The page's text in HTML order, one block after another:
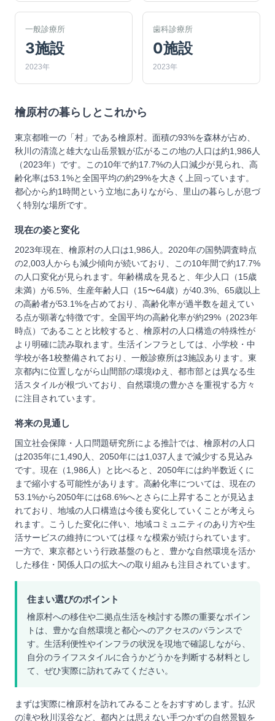
一般診療所
3施設
2023年
歯科診療所
0施設
2023年
檜原村の暮らしとこれから
東京都唯一の「村」である檜原村。面積の93%を森林が占め、
秋川の清流と雄大な山岳景観が広がるこの地の人口は約1,986人
（2023年）です。この10年で約17.7%の人口減少が見られ、高
齢化率は53.1%と全国平均の約29%を大きく上回っています。
都心から約1時間という立地にありながら、里山の暮らしが息づ
く特別な場所です。
現在の姿と変化
2023年現在、檜原村の人口は1,986人。2020年の国勢調査時点
の2,003人からも減少傾向が続いており、この10年間で約17.7%
の人口変化が見られます。年齢構成を見ると、年少人口（15歳
未満）が6.5%、生産年齢人口（15〜64歳）が40.3%、65歳以上
の高齢者が53.1%を占めており、高齢化率が過半数を超えてい
る点が顕著な特徴です。全国平均の高齢化率が約29%（2023年
時点）であることと比較すると、檜原村の人口構造の特殊性が
より明確に読み取れます。生活インフラとしては、小学校・中
学校が各1校整備されており、一般診療所は3施設あります。東
京都内に位置しながら山間部の環境ゆえ、都市部とは異なる生
活スタイルが根づいており、自然環境の豊かさを重視する方々
に注目されています。
将来の見通し
国立社会保障・人口問題研究所による推計では、檜原村の人口
は2035年に1,490人、2050年には1,037人まで減少する見込み
です。現在（1,986人）と比べると、2050年には約半数近くに
まで縮小する可能性があります。高齢化率については、現在の
53.1%から2050年には68.6%へとさらに上昇することが見込ま
れており、地域の人口構造は今後も変化していくことが考えら
れます。こうした変化に伴い、地域コミュニティのあり方や生
活サービスの維持については様々な模索が続けられています。
一方で、東京都という行政基盤のもと、豊かな自然環境を活か
した移住・関係人口の拡大への取り組みも注目されています。
住まい選びのポイント
檜原村への移住や二拠点生活を検討する際の重要なポイン
トは、豊かな自然環境と都心へのアクセスのバランスで
す。生活利便性やインフラの状況を現地で確認しながら、
自分のライフスタイルに合うかどうかを判断する材料とし
て、ぜひ実際に訪れてみてください。
まずは実際に檜原村を訪れてみることをおすすめします。払沢
の滝や秋川渓谷など、都内とは思えない手つかずの自然景観を